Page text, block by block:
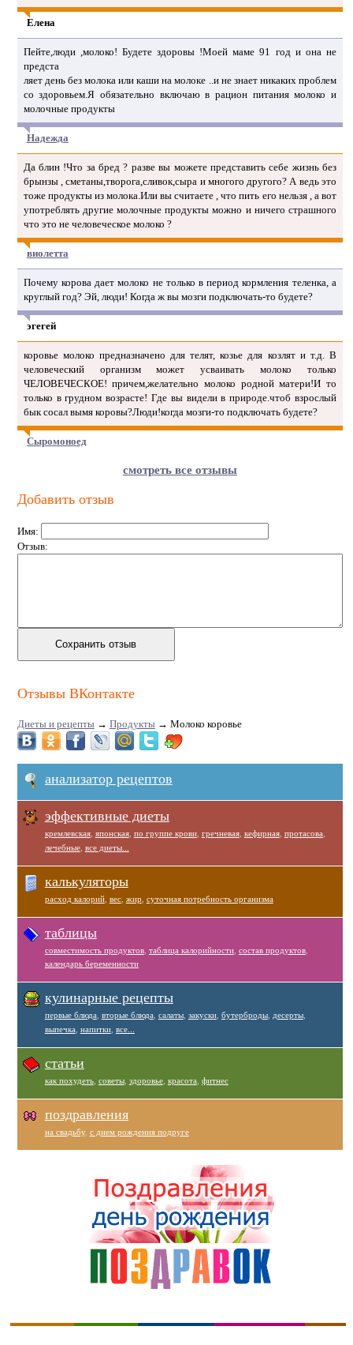
Елена
Пейте,люди ,молоко! Будете здоровы !Моей маме 91 год и она не
предста
ляет день без молока или каши на молоке ..и не знает никаких проблем
со здоровьем.Я обязательно включаю в рацион питания молоко и
молочные продукты
Надежда
Да блин !Что за бред ? разве вы можете представить себе жизнь без
брынзы , сметаны,творога,сливок,сыра и многого другого? А ведь это
тоже продукты из молока.Или вы считаете , что пить его нельзя , а вот
употреблять другие молочные продукты можно и ничего страшного
что это не человеческое молоко ?
виолетта
Почему корова дает молоко не только в период кормления теленка, а
круглый год? Эй, люди! Когда ж вы мозги подключать-то будете?
эгегей
коровье молоко предназначено для телят, козье для козлят и т.д. В
человеческий организм может усваивать молоко только
ЧЕЛОВЕЧЕСКОЕ! причем,желательно молоко родной матери!И то
только в грудном возрасте! Где вы видели в природе.чтоб взрослый
бык сосал вымя коровы?Люди!когда мозги-то подключать будете?
Сыромоноед
смотреть все отзывы
Добавить отзыв
Имя:
Отзыв:
Отзывы ВКонтакте
Диеты и рецепты→ Продукты→ Молоко коровье
анализатор рецептов
эффективные диеты
кремлевская, японская, по группе крови, гречневая, кефирная, протасова
лечебные, все диеты...
калькуляторы
расход калорий, вес, жир суточная потребность организма
таблицы
совместимость продуктов, таблица калорийности, состав продуктов,
календарь беременности
кулинарные рецепты
первые блюда вторые блюда салаты, закуски, бутерброды, десерты,
выпечка напитки, все...
статьи
как похудеть, советы, здоровье, красота фитнес
поздравления
на свадьбу, с днем рождения подруге